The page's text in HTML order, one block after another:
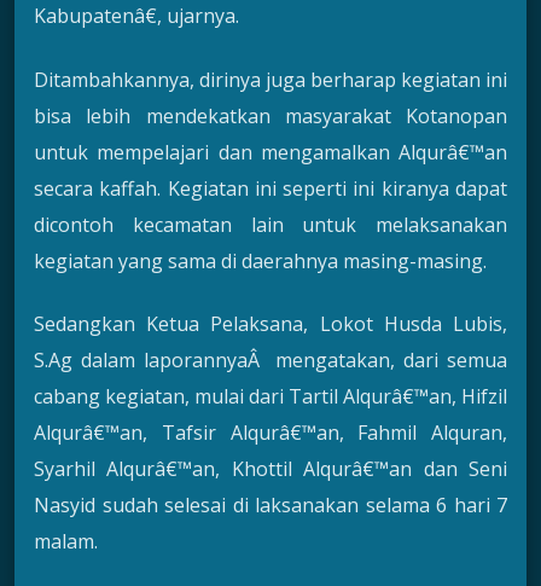
Kabupatenâ€, ujarnya.
Ditambahkannya, dirinya juga berharap kegiatan ini
bisa lebih mendekatkan masyarakat Kotanopan
untuk mempelajari dan mengamalkan Alqurâ€™an
secara kaffah. Kegiatan ini seperti ini kiranya dapat
dicontoh kecamatan lain untuk melaksanakan
kegiatan yang sama di daerahnya masing-masing.
Sedangkan Ketua Pelaksana, Lokot Husda Lubis,
S.Ag dalam laporannyaÂ mengatakan, dari semua
cabang kegiatan, mulai dari Tartil Alqurâ€™an, Hifzil
Alqurâ€™an, Tafsir Alqurâ€™an, Fahmil Alquran,
Syarhil Alqurâ€™an, Khottil Alqurâ€™an dan Seni
Nasyid sudah selesai di laksanakan selama 6 hari 7
malam.